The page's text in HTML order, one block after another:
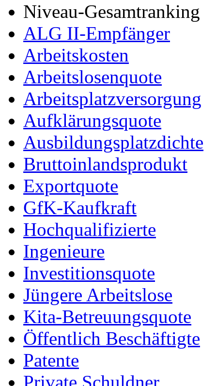
Niveau-Gesamtranking
ALG II-Empfänger
Arbeitskosten
Arbeitslosenquote
Arbeitsplatzversorgung
Aufklärungsquote
Ausbildungsplatzdichte
Bruttoinlandsprodukt
Exportquote
GfK-Kaufkraft
Hochqualifizierte
Ingenieure
Investitionsquote
Jüngere Arbeitslose
Kita-Betreuungsquote
Öffentlich Beschäftigte
Patente
Private Schuldner